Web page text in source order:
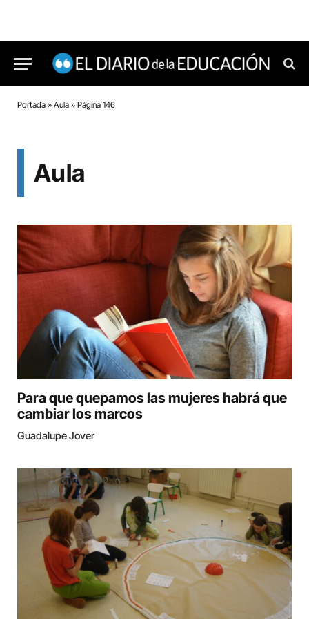
Portada » Aula » Página 146
Aula
Para que quepamos las mujeres habrá que
cambiar los marcos
Guadalupe Jover